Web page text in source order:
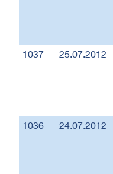
1037 25.07.2012
1036 24.07.2012